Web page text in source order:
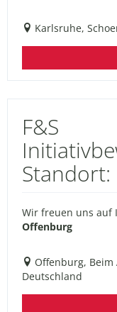
Karlsruhe,
F&S
Wir freuen uns auf
Offenburg
Offenburg, Beim
Deutschland